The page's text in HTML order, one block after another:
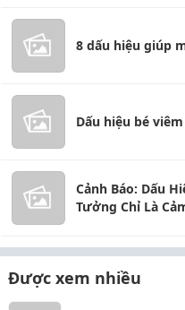
8 dấu hiệu giúp
Dấu hiệu bé
Cảnh Báo: Dấu
Tưởng Chỉ Là
Được xem nhiều